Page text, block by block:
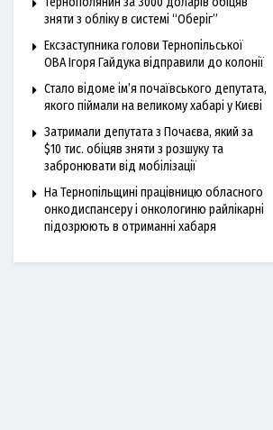
зняти з обліку в системі “Оберіг”
Ексзаступника голови Тернопільської
ОВА Ігоря Гайдука відправили до колонії
Стало відоме ім’я почаївського депутата,
якого піймали на великому хабарі у Києві
Затримали депутата з Почаєва, який за
$10 тис. обіцяв зняти з розшуку та
забронювати від мобілізації
На Тернопільщині працівницю обласного
онкодиспансеру і онкологиню райлікарні
підозрюють в отриманні хабаря